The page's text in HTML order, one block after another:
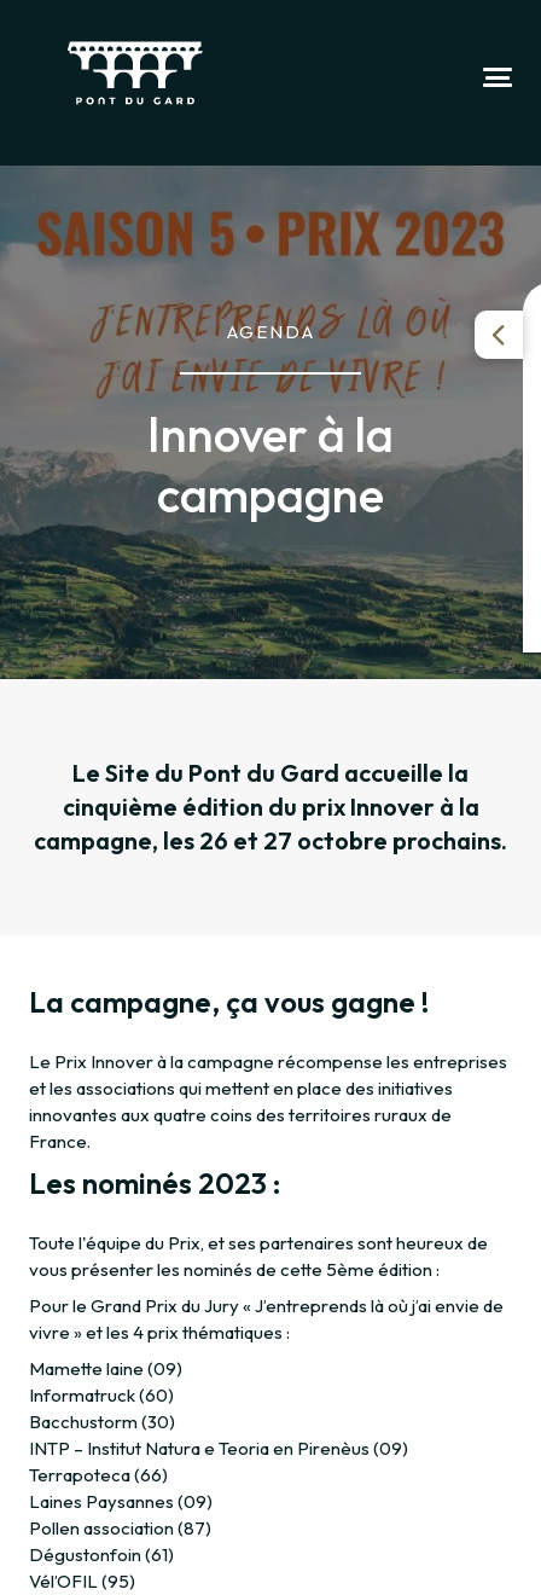
AGENDA
Innover à la
campagne
Le Site du Pont du Gard accueille la
cinquième édition du prix Innover à la
campagne, les 26 et 27 octobre prochains.
La campagne, ça vous gagne !
Le Prix Innover à la campagne récompense les entreprises
et les associations qui mettent en place des initiatives
innovantes aux quatre coins des territoires ruraux de
France.
Les nominés 2023 :
Toute l'équipe du Prix, et ses partenaires sont heureux de
vous présenter les nominés de cette 5ème édition :
Pour le Grand Prix du Jury « J’entreprends là où j’ai envie de
vivre » et les 4 prix thématiques :
Mamette laine (09)
Informatruck (60)
Bacchustorm (30)
INTP – Institut Natura e Teoria en Pirenèus (09)
Terrapoteca (66)
Laines Paysannes (09)
Pollen association (87)
Dégustonfoin (61)
Vél’OFIL (95)